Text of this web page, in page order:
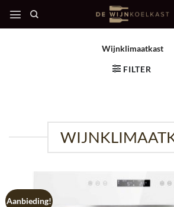
naar
Wijnklimaatkast
FILTER
Aanbieding!